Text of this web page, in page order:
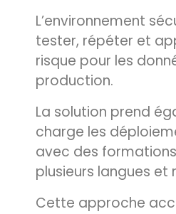
L’environnement
tester, répéter et
risque pour les
production.
La solution prend
charge les
avec des
plusieurs langues et
Cette approche